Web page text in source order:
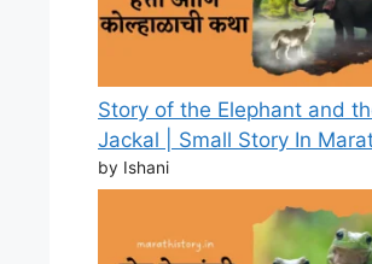
Story of the Elephant and
Jackal | Small Story In
by Ishani